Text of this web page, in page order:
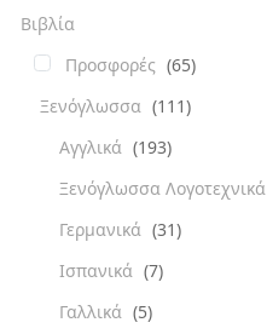
Βιβλία
Προσφορές (65)
Ξενόγλωσσα (111)
Αγγλικά (193)
Ξενόγλωσσα Λογοτεχνικά
Γερμανικά (31)
Ισπανικά (7)
Γαλλικά (5)